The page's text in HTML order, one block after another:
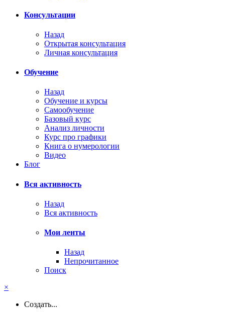
Консультации
Назад
Открытая консультация
Личная консультация
Обучение
Назад
Обучение и курсы
Самообучение
Базовый курс
Анализ личности
Курс про графики
Книга о нумерологии
Видео
Блог
Вся активность
Назад
Вся активность
Мои ленты
Назад
Непрочитанное
Поиск
×
Создать...